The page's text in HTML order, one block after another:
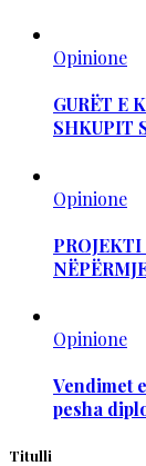
Opinione
GURËT E
SHKUPIT
Opinione
Opinione
Vendimet
pesha
Titulli